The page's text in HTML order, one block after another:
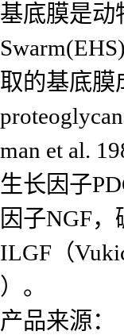
基底膜是动
取的基底膜
man et al.
生长因子
因子NGF
ILGF（
）。
产品来源：